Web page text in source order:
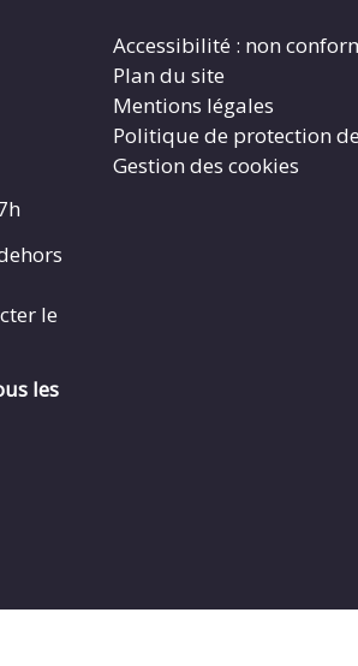
le
les
Accessibilité : non
Plan du site
Mentions légales
Politique de protection
Gestion des cookies